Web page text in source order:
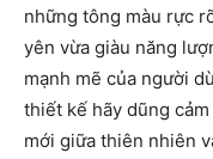
những tông màu rực
yên vừa giàu năng
mạnh mẽ của người
thiết kế hãy dũng
mới giữa thiên nhiên